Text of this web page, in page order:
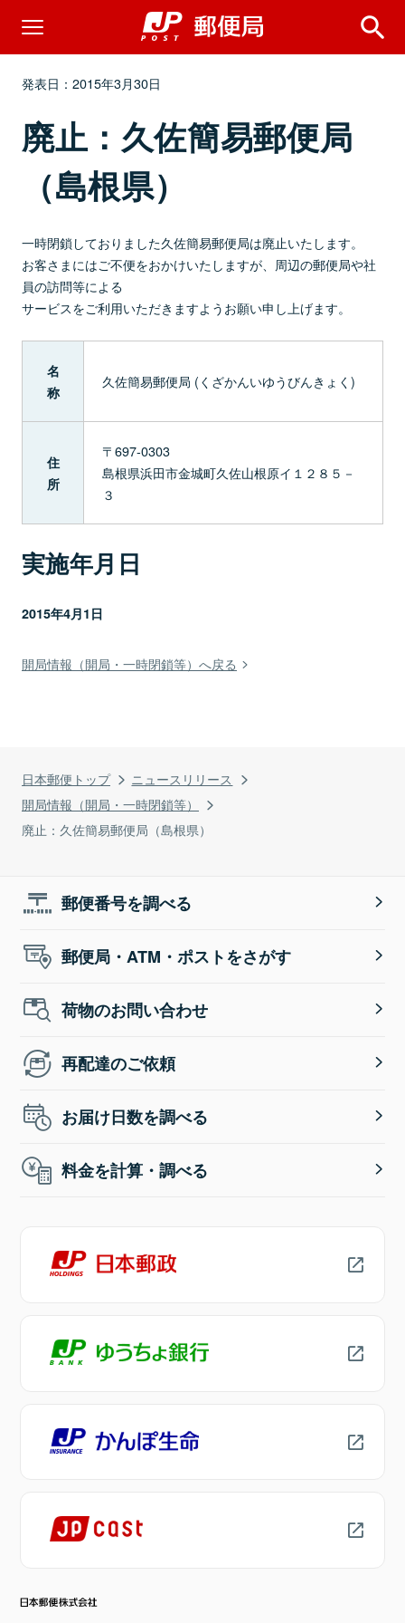
日本郵便トップ
ニュースリリース
開局情報（開局・一時閉鎖等）
廃止：久佐簡易郵便局（島根県）
発表日：2015年3月30日
廃止：久佐簡易郵便局
（島根県）
一時閉鎖しておりました久佐簡易郵便局は廃止いたします。
お客さまにはご不便をおかけいたしますが、周辺の郵便局や社
員の訪問等による
サービスをご利用いただきますようお願い申し上げます。
名
称
久佐簡易郵便局 (くざかんいゆうびんきょく)
住
所
〒697-0303
島根県浜田市金城町久佐山根原イ１２８５－
３
実施年月日
2015年4月1日
開局情報（開局・一時閉鎖等）へ戻る
郵便番号を調べる
郵便局・ATM・ポストをさがす
荷物のお問い合わせ
再配達のご依頼
お届け日数を調べる
料金を計算・調べる